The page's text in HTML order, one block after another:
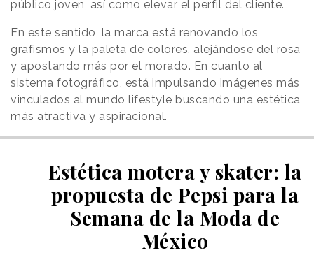
público joven, así como elevar el perfil del cliente.
En este sentido, la marca está renovando los
grafismos y la paleta de colores, alejándose del rosa
y apostando más por el morado. En cuanto al
sistema fotográfico, está impulsando imágenes más
vinculados al mundo lifestyle buscando una estética
más atractiva y aspiracional.
Estética motera y skater: la
propuesta de Pepsi para la
Semana de la Moda de
México